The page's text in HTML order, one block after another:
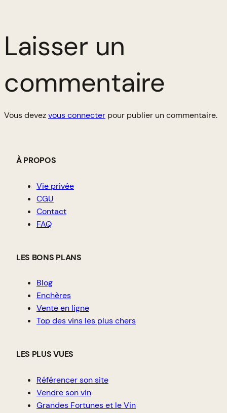
Laisser un
commentaire
Vous devezvous connecter pour publier un commentaire.
À PROPOS
Vie privée
CGU
Contact
FAQ
LES BONS PLANS
Blog
Enchères
Vente en ligne
Top des vins les plus chers
LES PLUS VUES
Référencer son site
Vendre son vin
Grandes Fortunes et le Vin